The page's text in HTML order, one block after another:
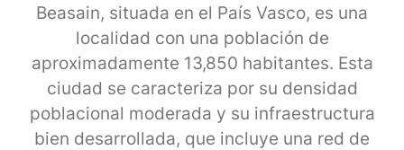
Beasain, situada en el País Vasco, es una
localidad con una población de
aproximadamente 13,850 habitantes. Esta
ciudad se caracteriza por su densidad
poblacional moderada y su infraestructura
bien desarrollada, que incluye una red de